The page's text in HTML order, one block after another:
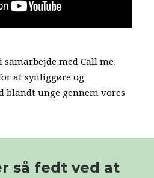
med Call me.
at synliggøre og
blandt unge gennem vores
så fedt ved at